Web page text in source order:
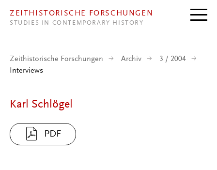
ZEITHISTORISCHE FORSCHUNGEN
STUDIES IN CONTEMPORARY HISTORY
Zeithistorische Forschungen Archiv
3 / 2004
Interviews
Karl Schlögel
PDF